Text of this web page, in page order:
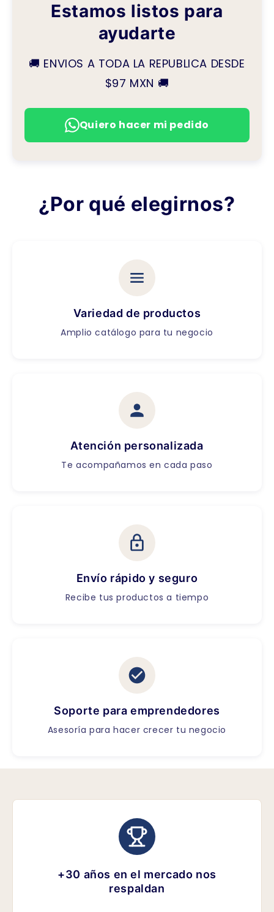
Estamos listos para
ayudarte
🚚 ENVIOS A TODA LA REPUBLICA DESDE
$97 MXN 🚚
Quiero hacer mi pedido
¿Por qué elegirnos?
Variedad de productos
Amplio catálogo para tu negocio
Atención personalizada
Te acompañamos en cada paso
Envío rápido y seguro
Recibe tus productos a tiempo
Soporte para emprendedores
Asesoría para hacer crecer tu negocio
+30 años en el mercado nos
respaldan